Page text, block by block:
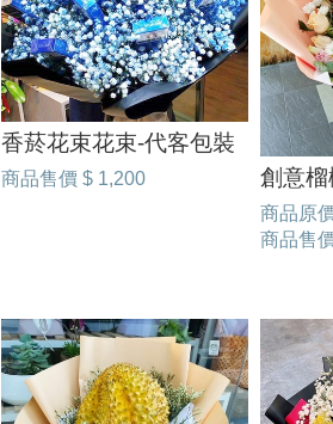
香菸花束花束-代客包裝
商品售價 $ 1,200 創意
商品原
商品售